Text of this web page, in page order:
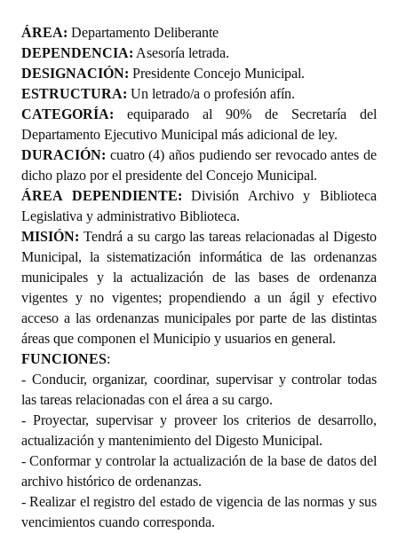
ÁREA: Departamento Deliberante
DEPENDENCIA: Asesoría letrada.
DESIGNACIÓN: Presidente Concejo Municipal.
ESTRUCTURA: Un letrado/a o profesión afín.
CATEGORÍA: equiparado al 90% de Secretaría del
Departamento Ejecutivo Municipal más adicional de ley.
DURACIÓN: cuatro (4) años pudiendo ser revocado antes de
dicho plazo por el presidente del Concejo Municipal.
ÁREA DEPENDIENTE: División Archivo y Biblioteca
Legislativa y administrativo Biblioteca.
MISIÓN: Tendrá a su cargo las tareas relacionadas al Digesto
Municipal, la sistematización informática de las ordenanzas
municipales y la actualización de las bases de ordenanza
vigentes y no vigentes; propendiendo a un ágil y efectivo
acceso a las ordenanzas municipales por parte de las distintas
áreas que componen el Municipio y usuarios en general.
FUNCIONES:
- Conducir, organizar, coordinar, supervisar y controlar todas
las tareas relacionadas con el área a su cargo.
- Proyectar, supervisar y proveer los criterios de desarrollo,
actualización y mantenimiento del Digesto Municipal.
- Conformar y controlar la actualización de la base de datos del
archivo histórico de ordenanzas.
- Realizar el registro del estado de vigencia de las normas y sus
vencimientos cuando corresponda.